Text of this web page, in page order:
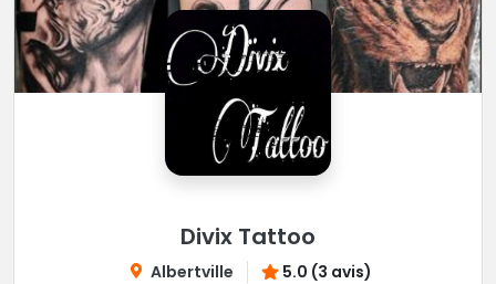
Divix Tattoo
Albertville 5.0 (3 avis)